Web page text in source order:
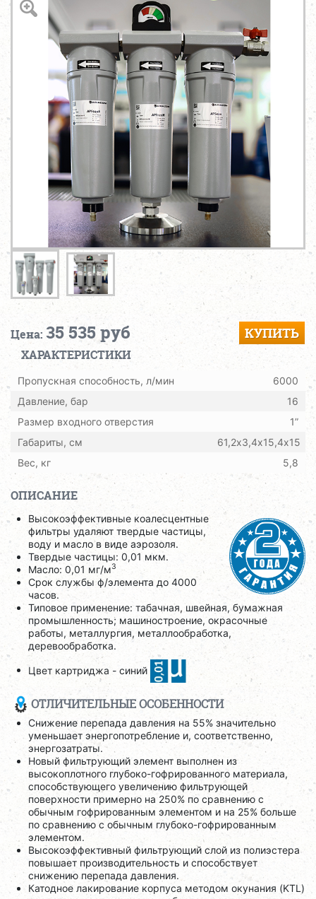
Цена: 35 535 руб КУПИТЬ
ХАРАКТЕРИСТИКИ
Пропускная способность, л/мин
6000
Давление, бар
16
Размер входного отверстия
1”
Габариты, см
61,2х3,4х15,4х15
Вес, кг
5,8
ОПИСАНИЕ
Высокоэффективные коалесцентные
фильтры удаляют твердые частицы,
воду и масло в виде аэрозоля.
Твердые частицы: 0,01 мкм.
Масло: 0,01 мг/м3
Срок службы ф/элемента до 4000
часов.
Типовое применение: табачная, швейная, бумажная
промышленность; машиностроение, окрасочные
работы, металлургия, металлообработка,
деревообработка.
Цвет картриджа - синий
ОТЛИЧИТЕЛЬНЫЕ ОСОБЕННОСТИ
Снижение перепада давления на 55% значительно
уменьшает энергопотребление и, соответственно,
энергозатраты.
Новый фильтрующий элемент выполнен из
высокоплотного глубоко-гофрированного материала,
способствующего увеличению фильтрующей
поверхности примерно на 250% по сравнению с
обычным гофрированным элементом и на 25% больше
по сравнению с обычным глубоко-гофрированным
элементом.
Высокоэффективный фильтрующий слой из полиэстера
повышает производительность и способствует
снижению перепада давления.
Катодное лакирование корпуса методом окунания (KTL)